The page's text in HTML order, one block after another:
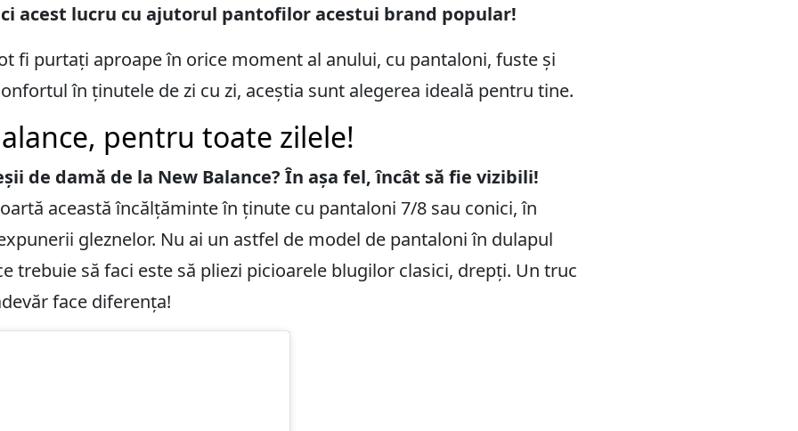
acest lucru cu ajutorul pantofilor acestui brand popular!
fi purtați aproape în orice moment al anului, cu pantaloni, fuste și
în ținutele de zi cu zi, aceștia sunt alegerea ideală pentru tine.
pentru toate zilele!
de damă de la New Balance? În așa fel, încât să fie vizibili!
această încălțăminte în ținute cu pantaloni 7/8 sau conici, în
gleznelor. Nu ai un astfel de model de pantaloni în dulapul
trebuie să faci este să pliezi picioarele blugilor clasici, drepți. Un truc
face diferența!